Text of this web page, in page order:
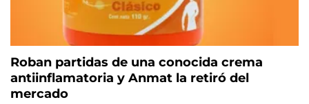
Roban partidas de una conocida crema
antiinflamatoria y Anmat la retiró del
mercado